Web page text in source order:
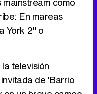
como
En mareas
York 2" o
televisión
de 'Barrio